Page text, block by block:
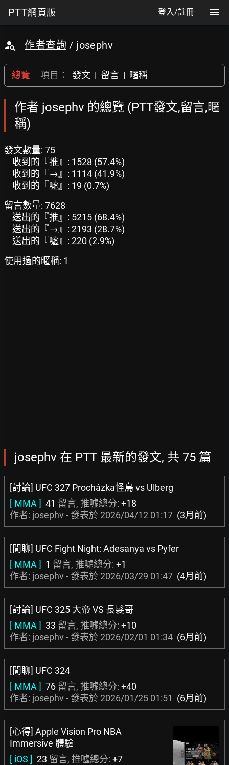
PTT網頁版 登入/註冊
作者查詢 / josephv
總覽 項目： 發文 | 留言 | 暱稱
作者 josephv 的總覽 (PTT發文,留言,暱
稱)
發文數量: 75
收到的『推』: 1528 (57.4%)
收到的『→』: 1114 (41.9%)
收到的『噓』: 19 (0.7%)
留言數量: 7628
送出的『推』: 5215 (68.4%)
送出的『→』: 2193 (28.7%)
送出的『噓』: 220 (2.9%)
使用過的暱稱: 1
josephv 在 PTT 最新的發文, 共 75 篇
[討論] UFC 327 Procházka怪鳥 vs Ulberg
[ MMA ] 41 留言, 推噓總分: +18
作者: josephv - 發表於 2026/04/12 01:17 (3月前)
[閒聊] UFC Fight Night: Adesanya vs Pyfer
[ MMA ] 1 留言, 推噓總分: +1
作者: josephv - 發表於 2026/03/29 01:47 (4月前)
[討論] UFC 325 大帝 VS 長髮哥
[ MMA ] 33 留言, 推噓總分: +10
作者: josephv - 發表於 2026/02/01 01:34 (6月前)
[閒聊] UFC 324
[ MMA ] 76 留言, 推噓總分: +40
作者: josephv - 發表於 2026/01/25 01:51 (6月前)
[心得] Apple Vision Pro NBA
Immersive 體驗
[ iOS ] 23 留言, 推噓總分: +7